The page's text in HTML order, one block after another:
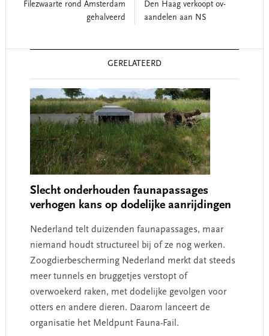
Filezwaarte rond Amsterdam
gehalveerd
Den Haag verkoopt ov-
aandelen aan NS
GERELATEERD
Slecht onderhouden faunapassages
verhogen kans op dodelijke aanrijdingen
Nederland telt duizenden faunapassages, maar
niemand houdt structureel bij of ze nog werken.
Zoogdierbescherming Nederland merkt dat steeds
meer tunnels en bruggetjes verstopt of
overwoekerd raken, met dodelijke gevolgen voor
otters en andere dieren. Daarom lanceert de
organisatie het Meldpunt Fauna-Fail.